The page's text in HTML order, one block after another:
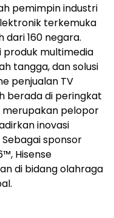
pemimpin industri
terkemuka
dari 160 negara.
produk multimedia
tangga, dan solusi
penjualan TV
berada di peringkat
merupakan pelopor
inovasi
sponsor
Hisense
di bidang olahraga